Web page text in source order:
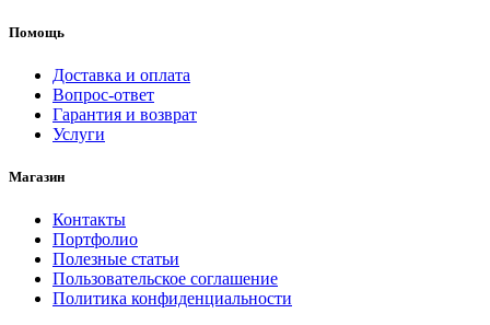
Помощь
Доставка и оплата
Вопрос-ответ
Гарантия и возврат
Услуги
Магазин
Контакты
Портфолио
Полезные статьи
Пользовательское соглашение
Политика конфиденциальности